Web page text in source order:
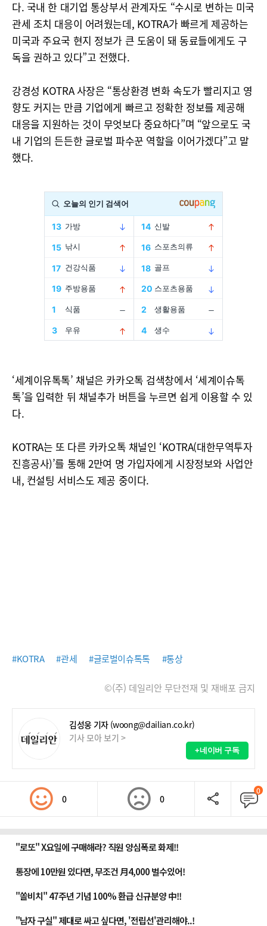
다. 국내 한 대기업 통상부서 관계자도 “수시로 변하는 미국
관세 조치 대응이 어려웠는데, KOTRA가 빠르게 제공하는
미국과 주요국 현지 정보가 큰 도움이 돼 동료들에게도 구
독을 권하고 있다”고 전했다.
강경성 KOTRA 사장은 “통상환경 변화 속도가 빨리지고 영
향도 커지는 만큼 기업에게 빠르고 정확한 정보를 제공해
대응을 지원하는 것이 무엇보다 중요하다”며 “앞으로도 국
내 기업의 든든한 글로벌 파수꾼 역할을 이어가겠다”고 말
했다.
‘세계이유톡톡’ 채널은 카카오톡 검색창에서 ‘세계이슈톡
톡’을 입력한 뒤 채널추가 버튼을 누르면 쉽게 이용할 수 있
다.
KOTRA는 또 다른 카카오톡 채널인 ‘KOTRA(대한무역투자
진흥공사)’를 통해 2만여 명 가입자에게 시장정보와 사업안
내, 컨설팅 서비스도 제공 중이다.
#KOTRA #관세 #글로벌이슈톡톡 #통상
©(주) 데일리안 무단전재 및 재배포 금지
김성웅 기자 (woong@dailian.co.kr)
기사 모아 보기 >
+네이버 구독
0 0
0